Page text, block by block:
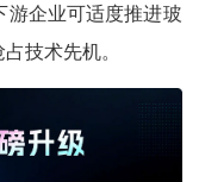
游企业可适度推进玻
技术先机。